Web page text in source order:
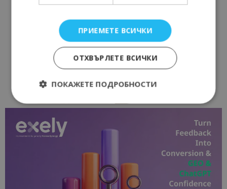
ПРИЕМЕТЕ ВСИЧКИ
ОТХВЪРЛЕТЕ ВСИЧКИ
ПОКАЖЕТЕ ПОДРОБНОСТИ
Строго необходимо
Строго необходимите бисквитки позволяват
основната функционалност на уебсайта, като
потребителско влизане и управление на
акаунта. Уебсайтът не може да се използва